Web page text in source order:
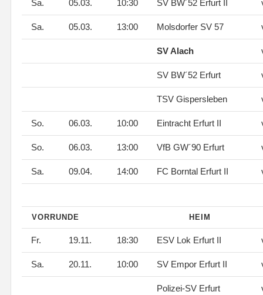
Sa. 05.03. 10:30 SV BW´52 Erfurt II
Sa. 05.03. 13:00 Molsdorfer SV 57
SV Alach
SV BW´52 Erfurt
TSV Gispersleben
So. 06.03. 10:00 Eintracht Erfurt II
So. 06.03. 13:00 VfB GW´90 Erfurt
Sa. 09.04. 14:00 FC Borntal Erfurt II
VORRUNDE HEIM
Fr. 19.11. 18:30 ESV Lok Erfurt II
Sa. 20.11. 10:00 SV Empor Erfurt II
Polizei-SV Erfurt